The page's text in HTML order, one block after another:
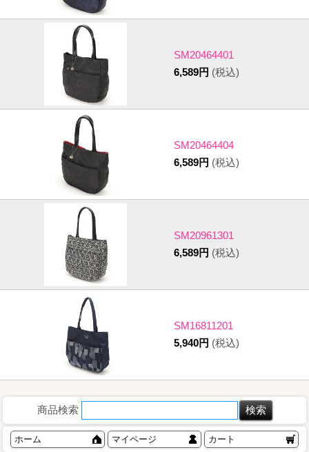
SM20464401
6,589円 (税込)
SM20464404
6,589円 (税込)
SM20961301
6,589円 (税込)
SM16811201
5,940円 (税込)
商品検索
ホーム マイページ カート